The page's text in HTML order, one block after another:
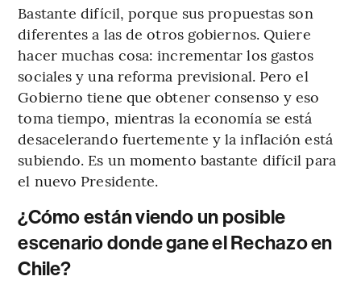
Bastante difícil, porque sus propuestas son
diferentes a las de otros gobiernos. Quiere
hacer muchas cosa: incrementar los gastos
sociales y una reforma previsional. Pero el
Gobierno tiene que obtener consenso y eso
toma tiempo, mientras la economía se está
desacelerando fuertemente y la inflación está
subiendo. Es un momento bastante difícil para
el nuevo Presidente.
¿Cómo están viendo un posible
escenario donde gane el Rechazo en
Chile?